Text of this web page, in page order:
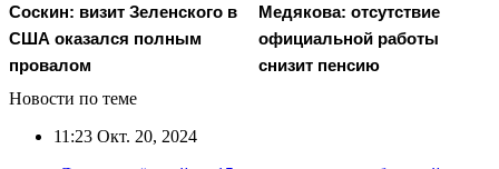
Соскин: визит Зеленского в
США оказался полным
провалом
Медякова: отсутствие
официальной работы
снизит пенсию
Новости по теме
11:23 Окт. 20, 2024